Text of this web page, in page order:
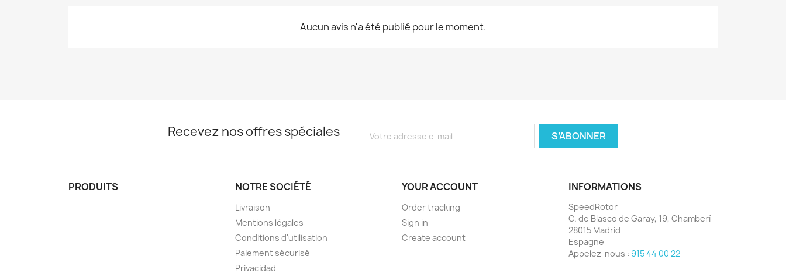
Aucun avis n'a été publié pour le moment.
Recevez nos offres spéciales
PRODUITS NOTRE SOCIÉTÉ
Livraison
Mentions légales
Conditions d'utilisation
Paiement sécurisé
Privacidad
YOUR ACCOUNT
Order tracking
Sign in
Create account
INFORMATIONS
SpeedRotor
C. de Blasco de Garay, 19, Chamberí
28015 Madrid
Espagne
Appelez-nous : 915 44 00 22